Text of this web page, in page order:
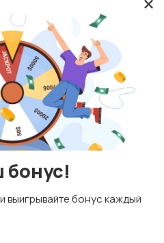
технологии
Оставаясь с нами, вы
бонус!
выигрывайте бонус каждый